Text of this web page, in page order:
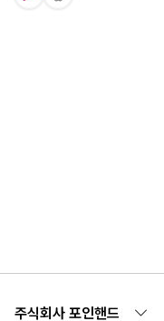
주식회사 포인핸드